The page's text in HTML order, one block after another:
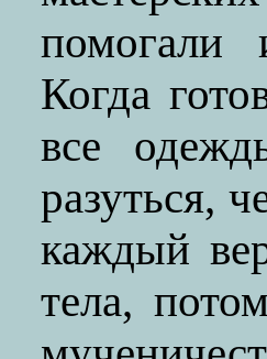
помогали
Когда
все
разуться,
каждый
тела,